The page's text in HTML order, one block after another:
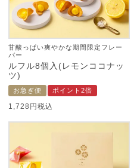
甘酸っぱい爽やかな期間限定フレー
バー
ルフル8個入(レモンココナッ
ツ)
お急ぎ便 ポイント2倍
1,728 税込